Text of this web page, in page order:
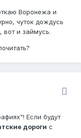
Воронежа и
чуток дождусь
вот и займусь.
Если будут
дороги с